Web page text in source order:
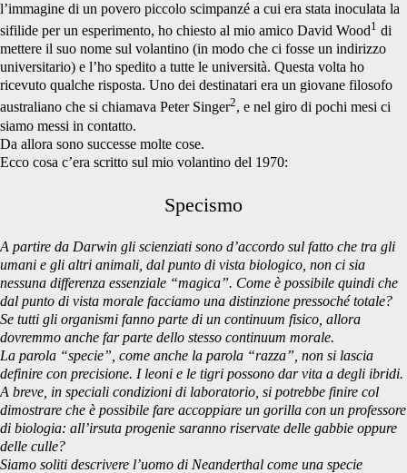
l’immagine di un povero piccolo scimpanzé a cui era stata inoculata la
sifilide per un esperimento, ho chiesto al mio amico David Wood1 di
mettere il suo nome sul volantino (in modo che ci fosse un indirizzo
universitario) e l’ho spedito a tutte le università. Questa volta ho
ricevuto qualche risposta. Uno dei destinatari era un giovane filosofo
australiano che si chiamava Peter Singer2, e nel giro di pochi mesi ci
siamo messi in contatto.
Da allora sono successe molte cose.
Ecco cosa c’era scritto sul mio volantino del 1970:
Specismo
A partire da Darwin gli scienziati sono d’accordo sul fatto che tra gli
umani e gli altri animali, dal punto di vista biologico, non ci sia
nessuna differenza essenziale “magica”. Come è possibile quindi che
dal punto di vista morale facciamo una distinzione pressoché totale?
Se tutti gli organismi fanno parte di un continuum fisico, allora
dovremmo anche far parte dello stesso continuum morale.
La parola “specie”, come anche la parola “razza”, non si lascia
definire con precisione. I leoni e le tigri possono dar vita a degli ibridi.
A breve, in speciali condizioni di laboratorio, si potrebbe finire col
dimostrare che è possibile fare accoppiare un gorilla con un professore
di biologia: all’irsuta progenie saranno riservate delle gabbie oppure
delle culle?
Siamo soliti descrivere l’uomo di Neanderthal come una specie